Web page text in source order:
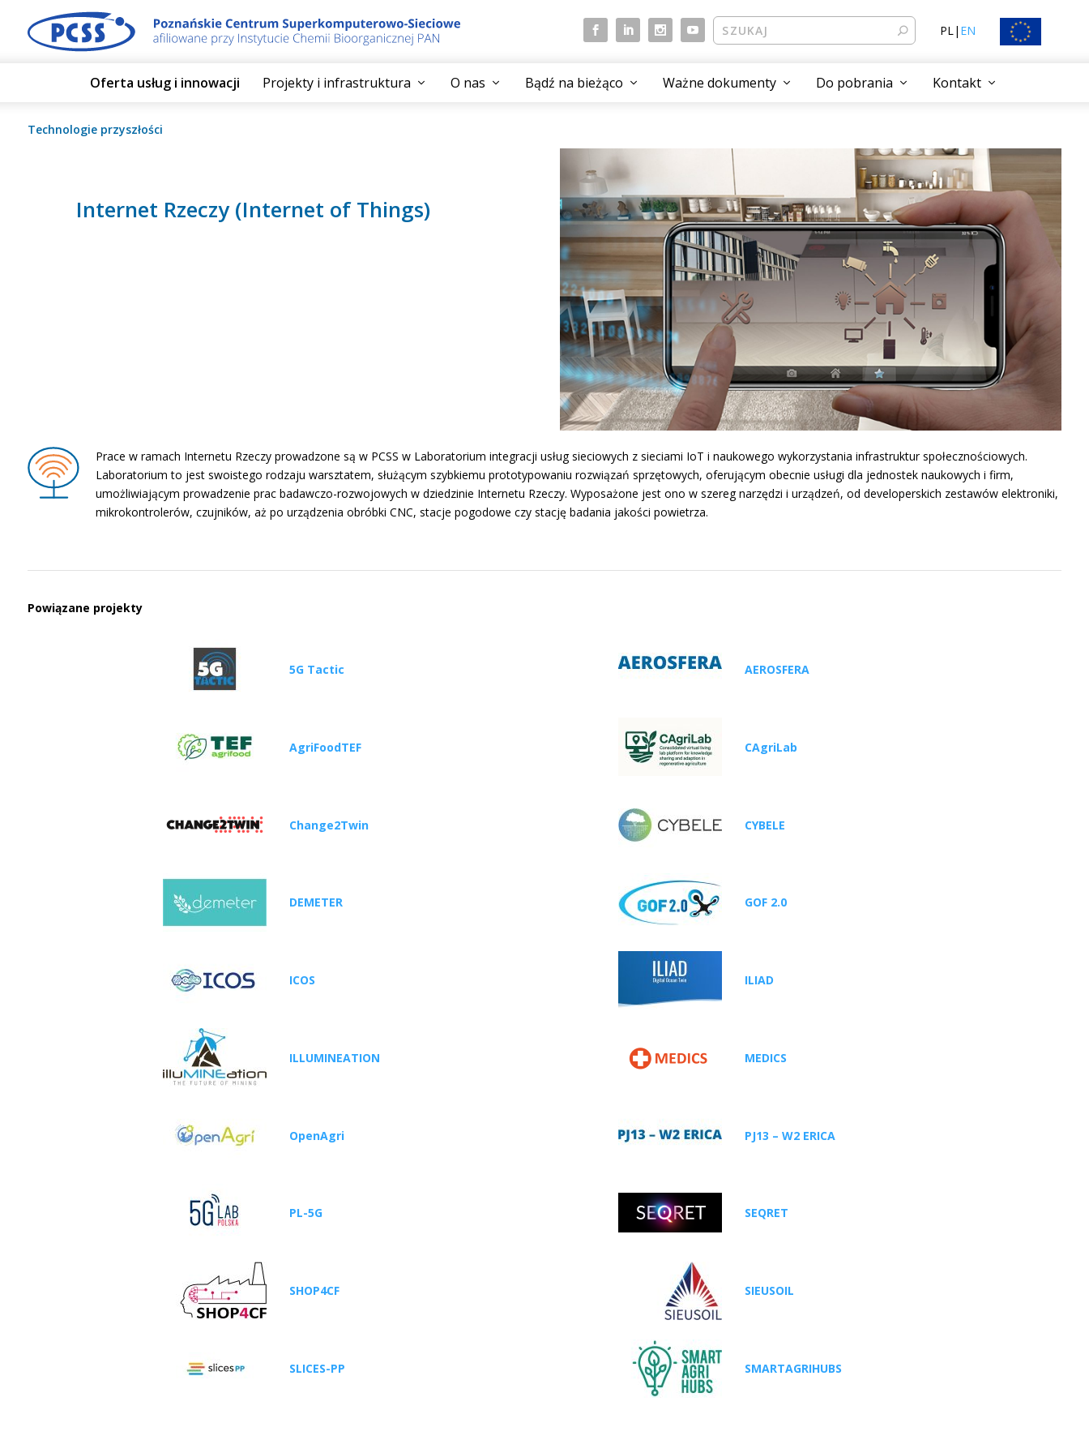
PL| EN
Oferta usług i innowacji Projekty i infrastruktura O nas Bądź na bieżąco Ważne dokumenty Do pobrania Kontakt
Technologie przyszłości
Internet Rzeczy (Internet of Things)
Prace w ramach Internetu Rzeczy prowadzone są w PCSS w Laboratorium integracji usług sieciowych z sieciami IoT i naukowego wykorzystania infrastruktur społecznościowych.
Laboratorium to jest swoistego rodzaju warsztatem, służącym szybkiemu prototypowaniu rozwiązań sprzętowych, oferującym obecnie usługi dla jednostek naukowych i firm,
umożliwiającym prowadzenie prac badawczo-rozwojowych w dziedzinie Internetu Rzeczy. Wyposażone jest ono w szereg narzędzi i urządzeń, od developerskich zestawów elektroniki,
mikrokontrolerów, czujników, aż po urządzenia obróbki CNC, stacje pogodowe czy stację badania jakości powietrza.
Powiązane projekty
5G Tactic AEROSFERA
AgriFoodTEF CAgriLab
Change2Twin CYBELE
DEMETER GOF 2.0
ICOS ILIAD
ILLUMINEATION MEDICS
OpenAgri PJ13 – W2 ERICA
PL-5G SEQRET
SHOP4CF SIEUSOIL
SLICES-PP SMARTAGRIHUBS